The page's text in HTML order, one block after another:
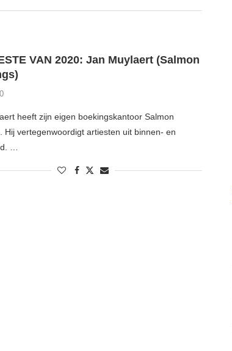
VAN 2020: Jan Muylaert (Salmon
heeft zijn eigen boekingskantoor Salmon
Hij vertegenwoordigt artiesten uit binnen- en
…